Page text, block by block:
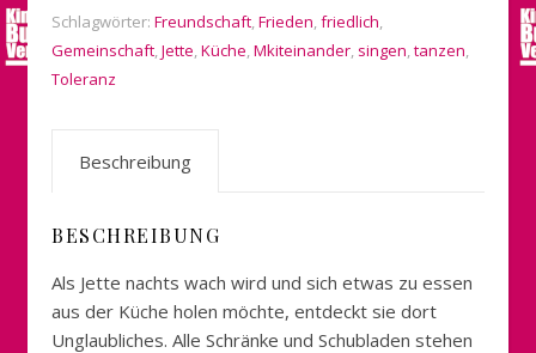
Schlagwörter: Freundschaft,Frieden,friedlich,
Gemeinschaft,Jette,Küche,Mkiteinander, singen,tanzen,
Toleranz
Beschreibung
BESCHREIBUNG
Als Jette nachts wach wird und sich etwas zu essen
aus der Küche holen möchte, entdeckt sie dort
Unglaubliches. Alle Schränke und Schubladen stehen